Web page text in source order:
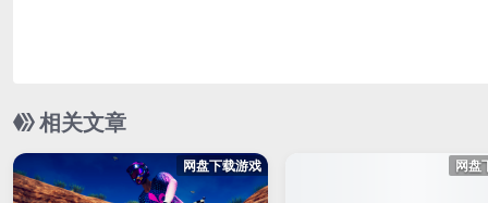
相关文章
网盘下载游戏 网盘